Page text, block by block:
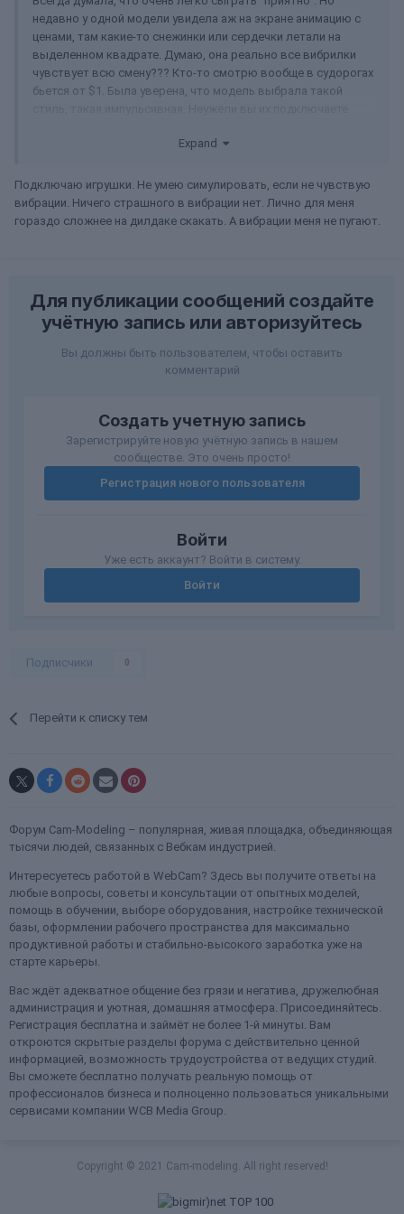
недавно у одной модели увидела аж на экране анимацию с
ценами, там какие-то снежинки или сердечки летали на
выделенном квадрате. Думаю, она реально все вибрилки
чувствует всю смену??? Кто-то смотрю вообще в судорогах
бьется от $1. Была уверена, что модель выбрала такой
Expand
Подключаю игрушки. Не умею симулировать, если не чувствую
вибрации. Ничего страшного в вибрации нет. Лично для меня
гораздо сложнее на дилдаке скакать. А вибрации меня не пугают.
Для публикации сообщений создайте
учётную запись или авторизуйтесь
Вы должны быть пользователем, чтобы оставить
комментарий
Создать учетную запись
Зарегистрируйте новую учётную запись в нашем
сообществе. Это очень просто!
Регистрация нового пользователя
Войти
Уже есть аккаунт? Войти в систему.
Войти
Подписчики 0
Перейти к списку тем
Форум Cam-Modeling – популярная, живая площадка, объединяющая
тысячи людей, связанных с Вебкам индустрией.
Интересуетесь работой в WebCam? Здесь вы получите ответы на
любые вопросы, советы и консультации от опытных моделей,
помощь в обучении, выборе оборудования, настройке технической
базы, оформлении рабочего пространства для максимально
продуктивной работы и стабильно-высокого заработка уже на
старте карьеры.
Вас ждёт адекватное общение без грязи и негатива, дружелюбная
администрация и уютная, домашняя атмосфера. Присоединяйтесь.
Регистрация бесплатна и займёт не более 1-й минуты. Вам
откроются скрытые разделы форума с действительно ценной
информацией, возможность трудоустройства от ведущих студий.
Вы сможете бесплатно получать реальную помощь от
профессионалов бизнеса и полноценно пользоваться уникальными
сервисами компании WCB Media Group.
Copyright © 2021 Cam-modeling. All right reserved!